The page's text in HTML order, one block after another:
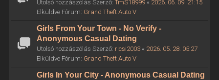
Utolsó hozzászólás Szerző: TmS18999« 2026. 06. 09. 21:15
Elküldve Fórum: Grand Theft Auto V
Girls From Your Town - No Verify -
Anonymous Casual Dating
Utolsó hozzászólás Szerző: ricsi2003« 2026. 05. 28. 05:27
Elküldve Fórum: Grand Theft Auto V
Girls In Your City - Anonymous Casual Dating